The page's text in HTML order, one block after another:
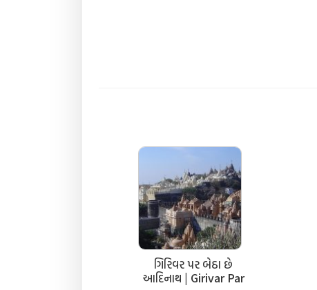
ગિરિવર પર બેઠા છે
આદિનાથ | Girivar Par